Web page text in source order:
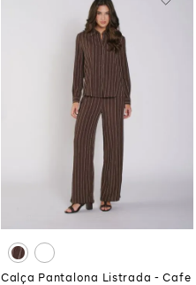
Calça Pantalona Listrada - Cafe